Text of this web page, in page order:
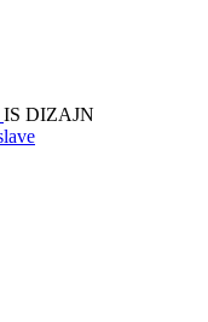
IS DIZAJN